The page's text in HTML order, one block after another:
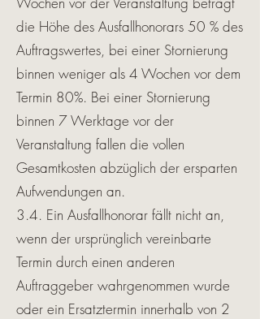
die Höhe des Ausfallhonorars 50 % des
Auftragswertes, bei einer Stornierung
binnen weniger als 4 Wochen vor dem
Termin 80%. Bei einer Stornierung
binnen 7 Werktage vor der
Veranstaltung fallen die vollen
Gesamtkosten abzüglich der ersparten
Aufwendungen an.
3.4. Ein Ausfallhonorar fällt nicht an,
wenn der ursprünglich vereinbarte
Termin durch einen anderen
Auftraggeber wahrgenommen wurde
oder ein Ersatztermin innerhalb von 2